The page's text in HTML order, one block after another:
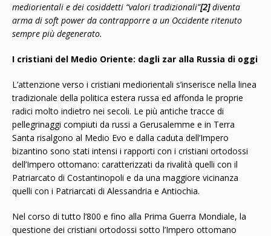
mediorientali e dei cosiddetti “valori tradizionali”[2]diventa
arma di soft power da contrapporre a un Occidente ritenuto
sempre più degenerato.
I cristiani del Medio Oriente: dagli zar alla Russia di oggi
L’attenzione verso i cristiani mediorientali s’inserisce nella linea
tradizionale della politica estera russa ed affonda le proprie
radici molto indietro nei secoli. Le più antiche tracce di
pellegrinaggi compiuti da russi a Gerusalemme e in Terra
Santa risalgono al Medio Evo e dalla caduta dell’Impero
bizantino sono stati intensi i rapporti con i cristiani ortodossi
dell’Impero ottomano: caratterizzati da rivalità quelli con il
Patriarcato di Costantinopoli e da una maggiore vicinanza
quelli con i Patriarcati di Alessandria e Antiochia.
Nel corso di tutto l’800 e fino alla Prima Guerra Mondiale, la
questione dei cristiani ortodossi sotto l’Impero ottomano